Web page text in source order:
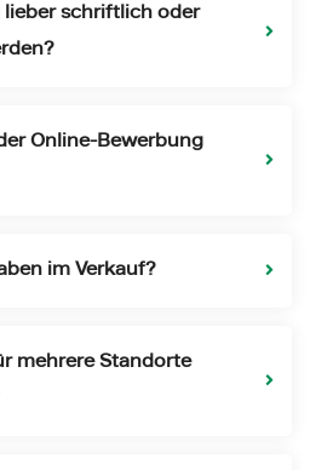
schriftlich oder
Online-Bewerbung
im Verkauf?
mehrere Standorte